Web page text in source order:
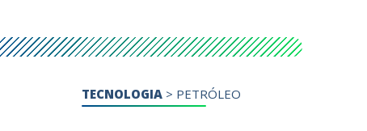
TECNOLOGIA> PETRÓLEO